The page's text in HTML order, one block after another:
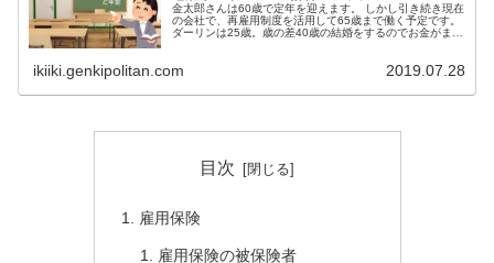
金太郎さんは60歳で定年を迎えます。 しかし引き続き現在
の会社で、再雇用制度を活用して65歳まで働く予定です。
ダーリンは25歳。歳の差40歳の結婚をするのでお金がまだ
ikiiki.genkipolitan.com 2019.07.28
目次
雇用保険
雇用保険の被保険者